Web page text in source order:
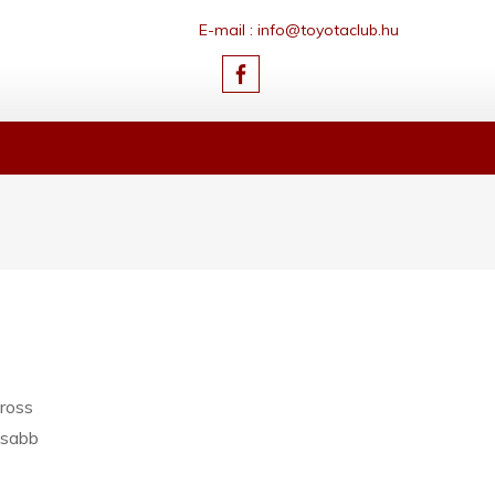
E-mail : info@toyotaclub.hu